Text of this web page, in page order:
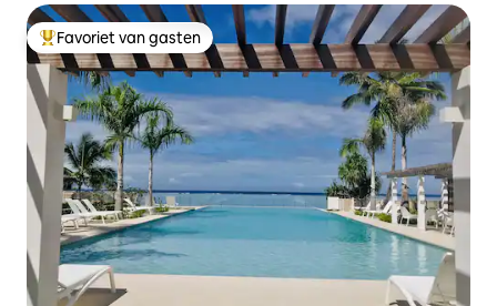
Topfavoriet van gasten
Favoriet van gasten